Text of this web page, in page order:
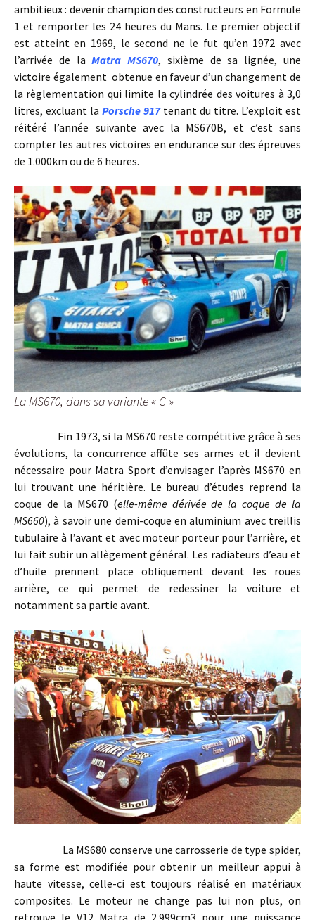
ambitieux : devenir champion des constructeurs en Formule
1 et remporter les 24 heures du Mans. Le premier objectif
est atteint en 1969, le second ne le fut qu’en 1972 avec
l’arrivée de laMatra MS670, sixième de sa lignée, une
victoire également obtenue en faveur d’un changement de
la règlementation qui limite la cylindrée des voitures à 3,0
litres, excluant la Porsche 917tenant du titre. L’exploit est
réitéré l’année suivante avec la MS670B, et c’est sans
compter les autres victoires en endurance sur des épreuves
de 1.000km ou de 6 heures.
La MS670, dans sa variante « C »
Fin 1973, si la MS670 reste compétitive grâce à ses
évolutions, la concurrence affûte ses armes et il devient
nécessaire pour Matra Sport d’envisager l’après MS670 en
lui trouvant une héritière. Le bureau d’études reprend la
coque de la MS670 (elle-même dérivée de la coque de la
MS660), à savoir une demi-coque en aluminium avec treillis
tubulaire à l’avant et avec moteur porteur pour l’arrière, et
lui fait subir un allègement général. Les radiateurs d’eau et
d’huile prennent place obliquement devant les roues
arrière, ce qui permet de redessiner la voiture et
notamment sa partie avant.
La MS680 conserve une carrosserie de type spider,
sa forme est modifiée pour obtenir un meilleur appui à
haute vitesse, celle-ci est toujours réalisé en matériaux
composites. Le moteur ne change pas lui non plus, on
retrouve le V12 Matra de 2.999cm3 pour une puissance